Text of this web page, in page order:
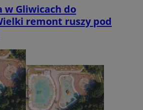
w Gliwicach do
remont ruszy pod